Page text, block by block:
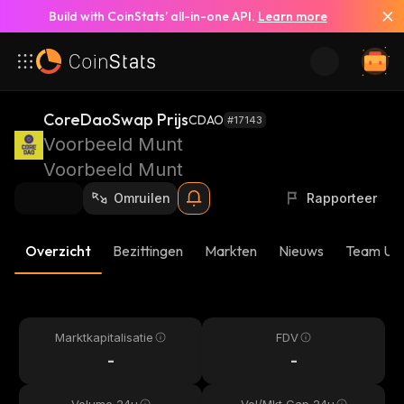
Build with CoinStats’ all-in-one API. Learn more
CoreDaoSwap PrijsCDAO #17143
Voorbeeld Munt
Voorbeeld Munt
Omruilen Rapporteer
Overzicht Bezittingen Markten Nieuws Team
Marktkapitalisatie
-
FDV
-